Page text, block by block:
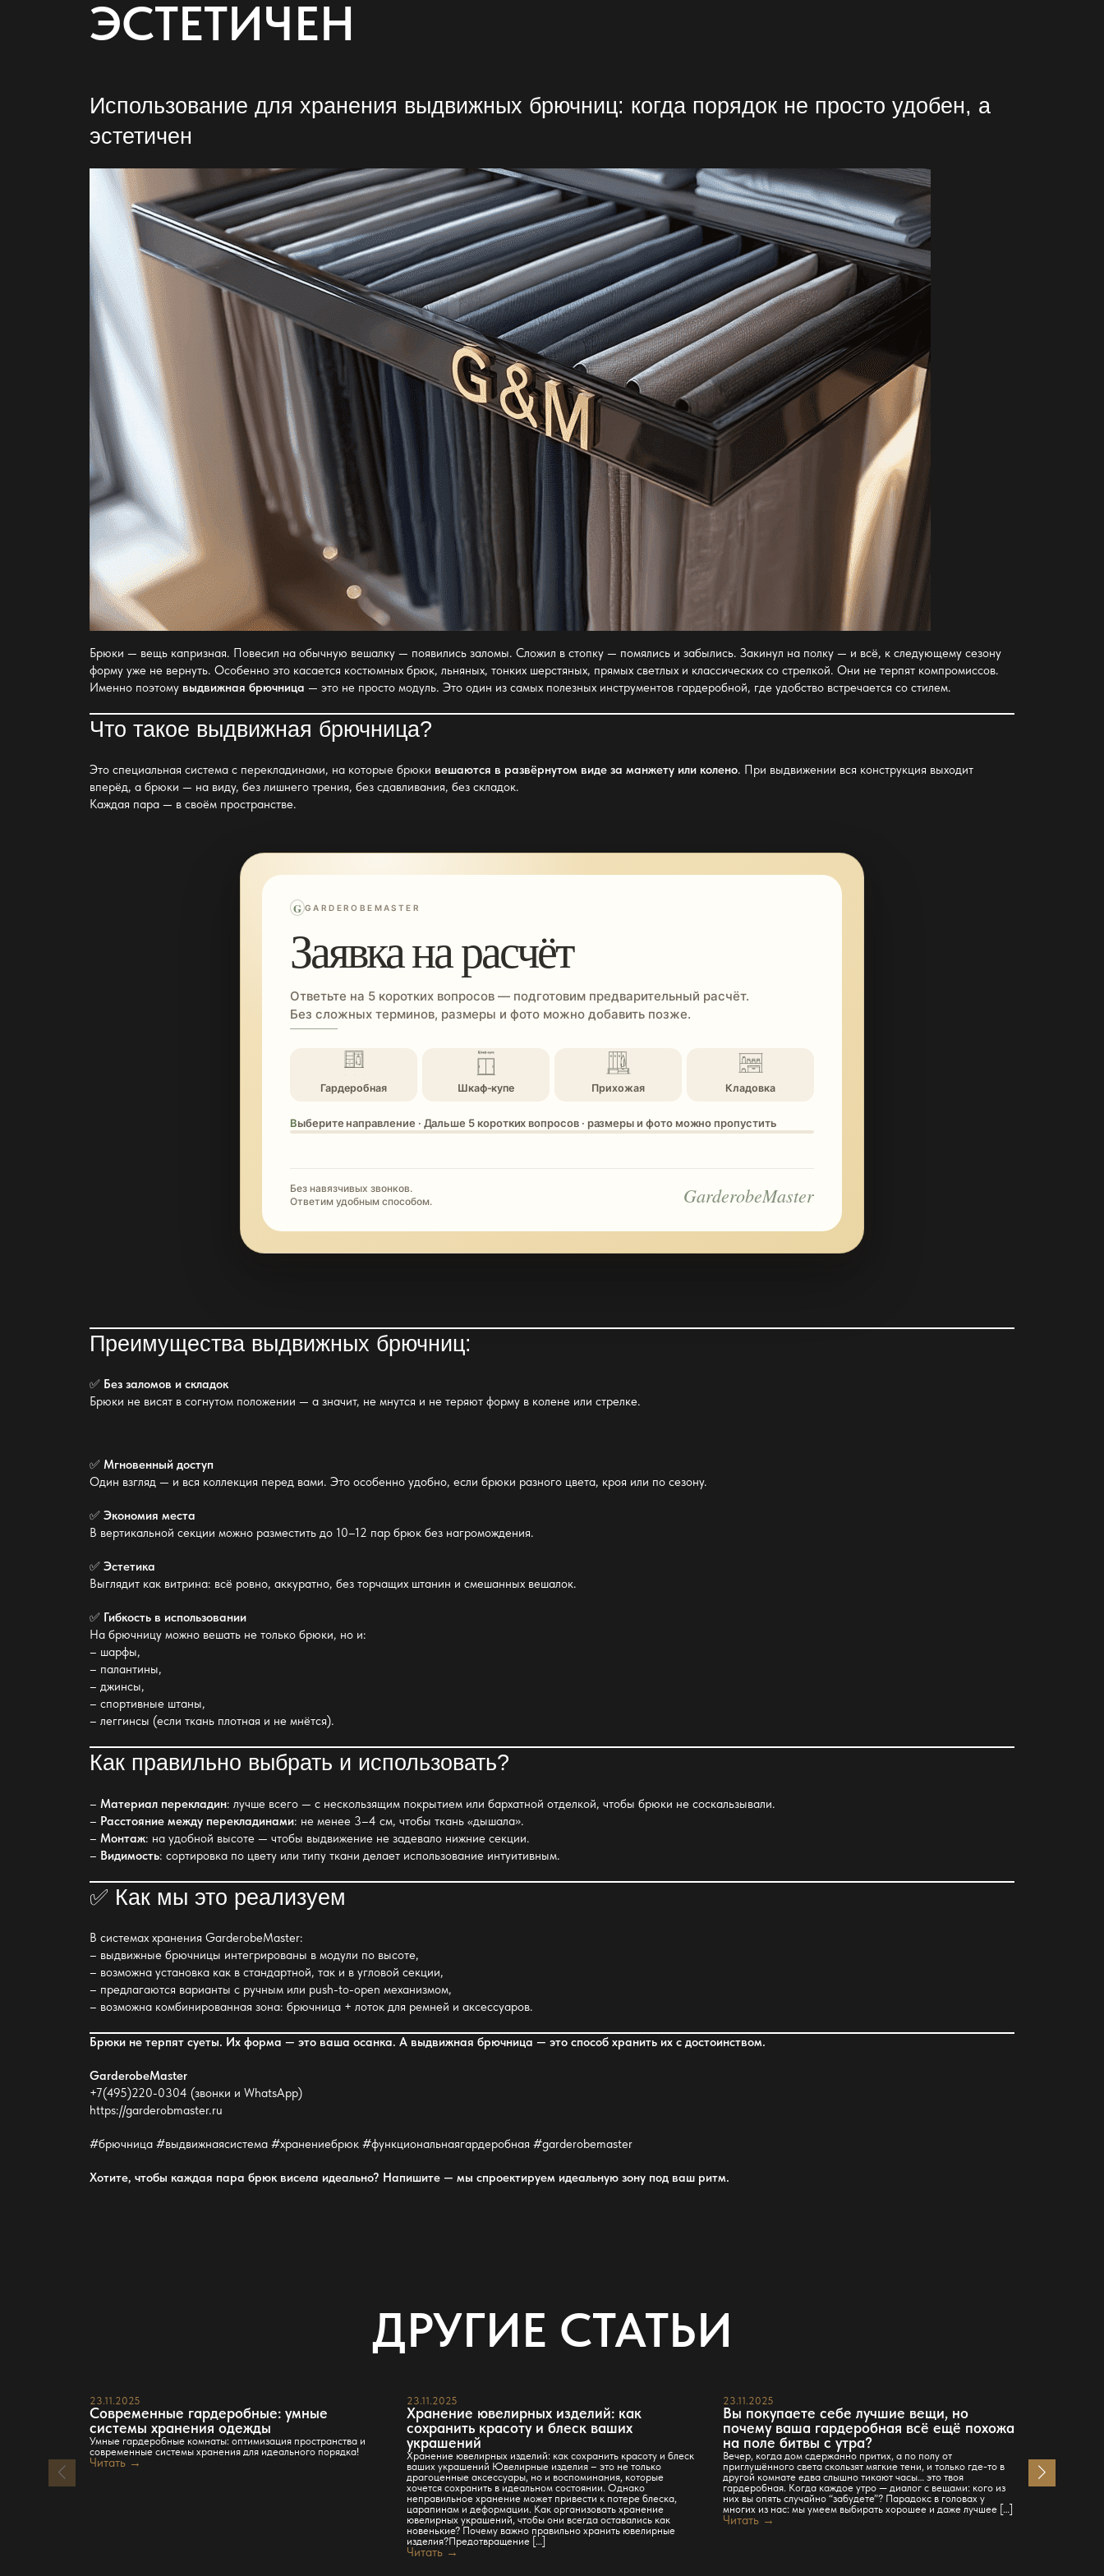
ЭСТЕТИЧЕН
Использование дляхранения выдвижных брючниц: когда порядок не просто удобен, а
эстетичен
Брюки — вещь капризная. Повесил на обычную вешалку — появились заломы. Сложил в стопку — помялись и забылись. Закинул на полку — и всё, к следующему сезону
форму уже не вернуть. Особенно это касается костюмных брюк, льняных, тонких шерстяных, прямых светлых и классических со стрелкой. Они не терпят компромиссов.
Именно поэтому выдвижная брючница — это не просто модуль. Это один из самых полезных инструментов гардеробной, где удобство встречается со стилем.
Что такое выдвижная брючница?
Это специальная система с перекладинами, на которые брюки вешаются в развёрнутом виде за манжету или колено. При выдвижении вся конструкция выходит
вперёд, а брюки — на виду, без лишнего трения, без сдавливания, без складок.
Каждая пара — в своём пространстве.
G GARDEROBEMASTER
Заявка на расчёт
Ответьте на 5 коротких вопросов — подготовим предварительный расчёт.
Без сложных терминов, размеры и фото можно добавить позже.
Гардеробная Шкаф-купе Прихожая Кладовка
Выберите направление · Дальше 5 коротких вопросов · размеры и фото можно пропустить
Без навязчивых звонков.
Ответим удобным способом.
GarderobeMaster
Преимущества выдвижных брючниц:
✅ Без заломов и складок
Брюки не висят в согнутом положении — а значит, не мнутся и не теряют форму в колене или стрелке.
✅Мгновенный доступ
Один взгляд — и вся коллекция перед вами. Это особенно удобно, если брюки разного цвета, кроя или по сезону.
✅Экономия места
В вертикальной секции можно разместить до 10–12 пар брюк без нагромождения.
✅Эстетика
Выглядит как витрина: всё ровно, аккуратно, без торчащих штанин и смешанных вешалок.
✅ Гибкость в использовании
На брючницу можно вешать не только брюки, но и:
– шарфы,
– палантины,
– джинсы,
– спортивные штаны,
– леггинсы (если ткань плотная и не мнётся).
Как правильно выбрать и использовать?
– Материал перекладин: лучше всего — с нескользящим покрытием или бархатной отделкой, чтобы брюки не соскальзывали.
– Расстояние между перекладинами: не менее 3–4 см, чтобы ткань «дышала».
– Монтаж: на удобной высоте — чтобы выдвижение не задевало нижние секции.
– Видимость: сортировка по цвету или типу ткани делает использование интуитивным.
✅ Как мы это реализуем
Всистемах хранения GarderobeMaster:
– выдвижные брючницы интегрированы в модули по высоте,
– возможна установка как в стандартной, так и в угловой секции,
– предлагаются варианты с ручным или push-to-open механизмом,
– возможна комбинированная зона: брючница + лоток для ремней и аксессуаров.
Брюки не терпят суеты. Их форма— это ваша осанка. А выдвижная брючница — это способ хранить их с достоинством.
GarderobeMaster
+7(495)220-0304 (звонки и WhatsApp)
https://garderobmaster.ru
#брючница #выдвижнаясистема #хранениебрюк #функциональнаягардеробная #garderobemaster
Хотите, чтобы каждая пара брюк висела идеально? Напишите — мы спроектируем идеальную зону под ваш ритм.
ДРУГИЕ СТАТЬИ
23.11.2025
Современные гардеробные: умные
системы хранения одежды
Умные гардеробные комнаты: оптимизация пространства и
современные системы хранения для идеального порядка!
Читать →
23.11.2025
Хранение ювелирных изделий: как
сохранить красоту и блеск ваших
украшений
Хранение ювелирных изделий: как сохранить красоту и блеск
ваших украшений Ювелирные изделия – это не только
драгоценные аксессуары, но и воспоминания, которые
хочется сохранить в идеальном состоянии. Однако
неправильное хранение может привести к потере блеска,
царапинам и деформации. Как организовать хранение
ювелирных украшений, чтобы они всегда оставались как
новенькие? Почему важно правильно хранить ювелирные
изделия?Предотвращение […]
Читать →
23.11.2025
Вы покупаете себе лучшие вещи, но
почему ваша гардеробная всё ещё похожа
на поле битвы с утра?
Вечер, когда дом сдержанно притих, а по полу от
приглушённого света скользят мягкие тени, и только где-то в
другой комнате едва слышно тикают часы… это твоя
гардеробная. Когда каждое утро — диалог с вещами: кого из
них вы опять случайно “забудете”? Парадокс в головах у
многих из нас: мы умеем выбирать хорошее и даже лучшее […]
Читать →
и
помогая нам
состоянии. В